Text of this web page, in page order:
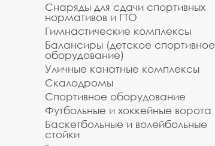
Снаряды для сдачи спортивных
нормативов и ГТО
Гимнастические комплексы
Балансиры (детское спортивное
оборудование)
Уличные канатные комплексы
Скалодромы
Спортивное оборудование
Футбольные и хоккейные ворота
Баскетбольные и волейбольные
стойки